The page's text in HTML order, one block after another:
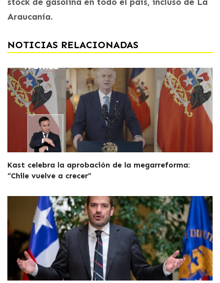
Araucanía.
NOTICIAS RELACIONADAS
Kast celebra la aprobación de la megarreforma:
“Chile vuelve a crecer”